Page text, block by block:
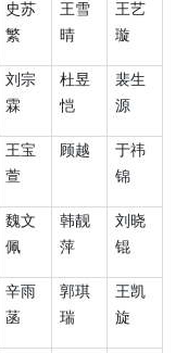
史苏
繁
王雪
晴
王艺
璇
刘宗
霖
杜昱
恺
裴生
源
王宝
萱
顾越
于祎
锦
魏文
佩
韩靓
萍
刘晓
锟
辛雨
菡
郭琪
瑞
王凯
旋